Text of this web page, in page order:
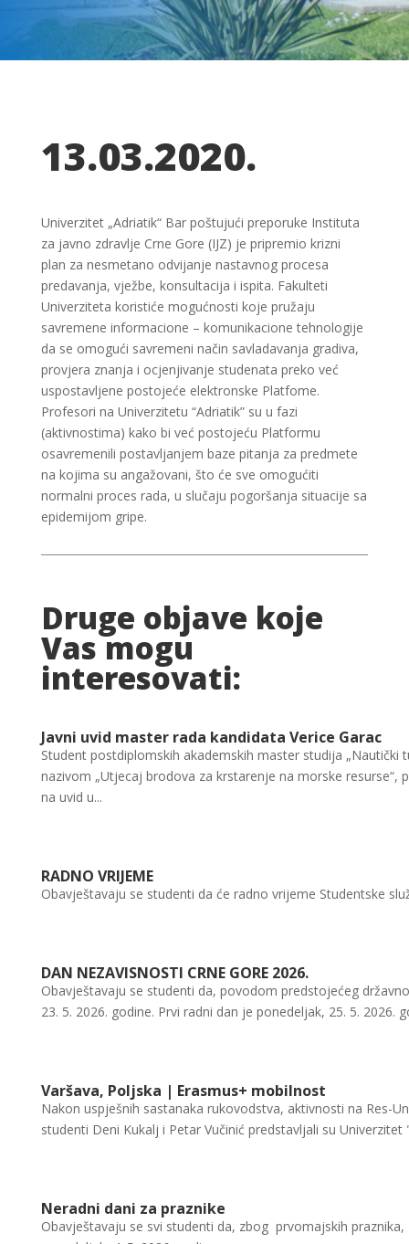
13.03.2020.
Univerzitet „Adriatik“ Bar poštujući preporuke Instituta
za javno zdravlje Crne Gore (IJZ) je pripremio krizni
plan za nesmetano odvijanje nastavnog procesa
predavanja, vježbe, konsultacija i ispita. Fakulteti
Univerziteta koristiće mogućnosti koje pružaju
savremene informacione – komunikacione tehnologije
da se omogući savremeni način savladavanja gradiva,
provjera znanja i ocjenjivanje studenata preko već
uspostavljene postojeće elektronske Platfome.
Profesori na Univerzitetu “Adriatik” su u fazi
(aktivnostima) kako bi već postojeću Platformu
osavremenili postavljanjem baze pitanja za predmete
na kojima su angažovani, što će sve omogućiti
normalni proces rada, u slučaju pogoršanja situacije sa
epidemijom gripe.
Druge objave koje
Vas mogu
interesovati:
Javni uvid master rada kandidata Verice Garac
Student postdiplomskih akademskih master studija „Nautički
nazivom „Utjecaj brodova za krstarenje na morske
na uvid u...
RADNO VRIJEME
Obavještavaju se studenti da će radno vrijeme Studentske
DAN NEZAVISNOSTI CRNE GORE 2026.
Obavještavaju se studenti da, povodom predstojećeg
23. 5. 2026. godine. Prvi radni dan je ponedeljak, 25. 5. 2026.
Varšava, Poljska | Erasmus+ mobilnost
​Nakon uspješnih sastanaka rukovodstva, aktivnosti na Res-
studenti Deni Kukalj i Petar Vučinić predstavljali su
Neradni dani za praznike
Obavještavaju se svi studenti da, zbog prvomajskih